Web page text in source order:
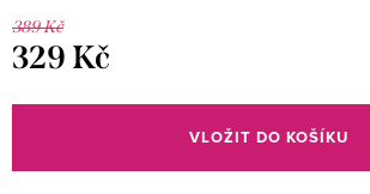
389 Kč
329 Kč
cena:
VLOŽIT DO KOŠÍKU